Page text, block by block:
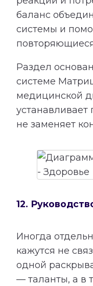
баланс
системы и
Раздел
системе
медицинской
не заменяет
12.
Иногда
кажутся не
одной
— таланты, а в